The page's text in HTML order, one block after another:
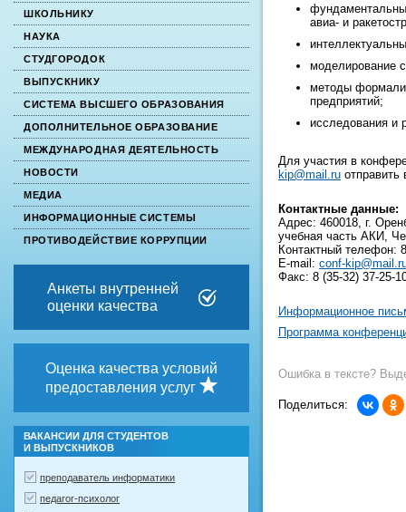
ШКОЛЬНИКУ
НАУКА
СТУДГОРОДОК
ВЫПУСКНИКУ
СИСТЕМА ВЫСШЕГО ОБРАЗОВАНИЯ
ДОПОЛНИТЕЛЬНОЕ ОБРАЗОВАНИЕ
МЕЖДУНАРОДНАЯ ДЕЯТЕЛЬНОСТЬ
НОВОСТИ
МЕДИА
ИНФОРМАЦИОННЫЕ СИСТЕМЫ
ПРОТИВОДЕЙСТВИЕ КОРРУПЦИИ
Анкеты внутренней
оценки качества
Оценка качества условий
предоставления услуг
ВАКАНСИИ ДЛЯ СТУДЕНТОВ
И ВЫПУСКНИКОВ
преподаватель информатики
педагог-психолог
авиа- и
моделирование
методы
предприятий;
исследования и
Для участия в
kip@mail.ru
Контактные данные:
Адрес: 460018, г.
учебная часть АКИ,
Контактный телефон:
E-mail: conf-
Факс: 8 (35-32) 37-25-
Информационное
Программа
Ошибка в тексте?
Поделиться: